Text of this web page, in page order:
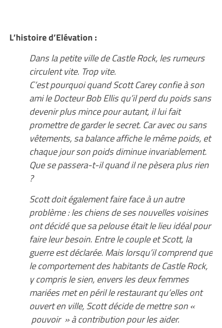
L’histoire d’Elévation :
Dans la petite ville de Castle Rock, les rumeurs
circulent vite. Trop vite.
C’est pourquoi quand Scott Carey confie à son
ami le Docteur Bob Ellis qu’il perd du poids sans
devenir plus mince pour autant, il lui fait
promettre de garder le secret. Car avec ou sans
vêtements, sa balance affiche le même poids, et
chaque jour son poids diminue invariablement.
Que se passera-t-il quand il ne pèsera plus rien
?
Scott doit également faire face à un autre
problème : les chiens de ses nouvelles voisines
ont décidé que sa pelouse était le lieu idéal pour
faire leur besoin. Entre le couple et Scott, la
guerre est déclarée. Mais lorsqu’il comprend que
le comportement des habitants de Castle Rock,
y compris le sien, envers les deux femmes
mariées met en péril le restaurant qu’elles ont
ouvert en ville, Scott décide de mettre son «
pouvoir » à contribution pour les aider.